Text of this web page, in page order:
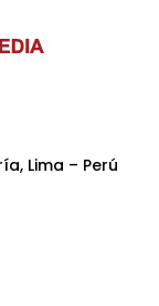
Lima – Perú